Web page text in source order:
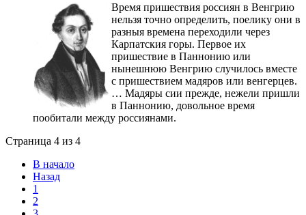
Время пришествия россиян в Венгрию
нельзя точно определить, поелику они в
разныя времена переходили через
Карпатския горы. Первое их
пришествие в Паннонию или
нынешнюю Венгрию случилось вместе
с пришествием мадяров или венгерцев.
… Мадяры сии прежде, нежели пришли
в Паннонию, довольное время
пообитали между россиянами.
Страница 4 из 4
В начало
Назад
1
2